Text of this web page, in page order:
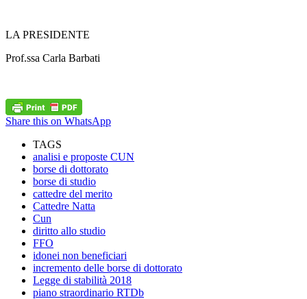
LA PRESIDENTE
Prof.ssa Carla Barbati
Share this on WhatsApp
TAGS
analisi e proposte CUN
borse di dottorato
borse di studio
cattedre del merito
Cattedre Natta
Cun
diritto allo studio
FFO
idonei non beneficiari
incremento delle borse di dottorato
Legge di stabilità 2018
piano straordinario RTDb